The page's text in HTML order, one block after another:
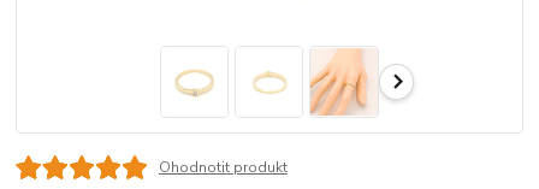
Ohodnotit produkt